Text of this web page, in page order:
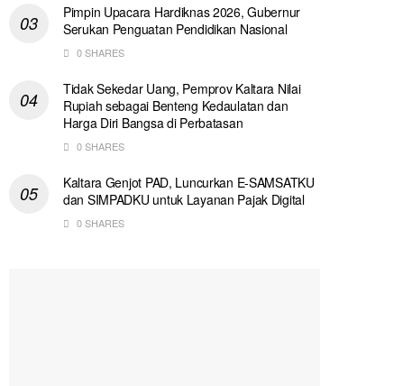
Pimpin Upacara Hardiknas 2026, Gubernur
Serukan Penguatan Pendidikan Nasional
0 SHARES
Tidak Sekedar Uang, Pemprov Kaltara Nilai
Rupiah sebagai Benteng Kedaulatan dan
Harga Diri Bangsa di Perbatasan
0 SHARES
Kaltara Genjot PAD, Luncurkan E-SAMSATKU
dan SIMPADKU untuk Layanan Pajak Digital
0 SHARES